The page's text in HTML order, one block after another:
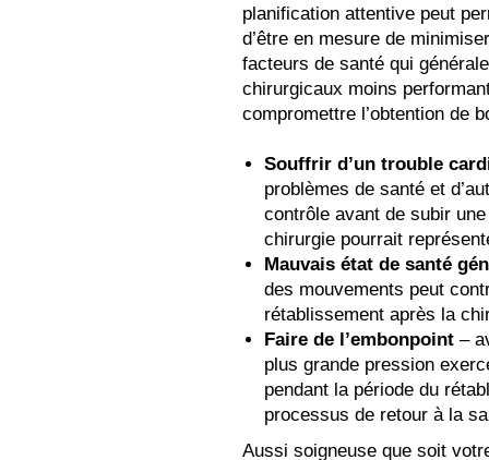
planification attentive peut
d’être en mesure de
facteurs de santé qui
chirurgicaux moins
compromettre l’obtention de
Souffrir d’un trouble
problèmes de santé et
contrôle avant de subir
chirurgie pourrait
Mauvais état de santé
des mouvements peut
rétablissement après la
Faire de l’embonpoint –
plus grande pression
pendant la période du
processus de retour à la
Aussi soigneuse que soit